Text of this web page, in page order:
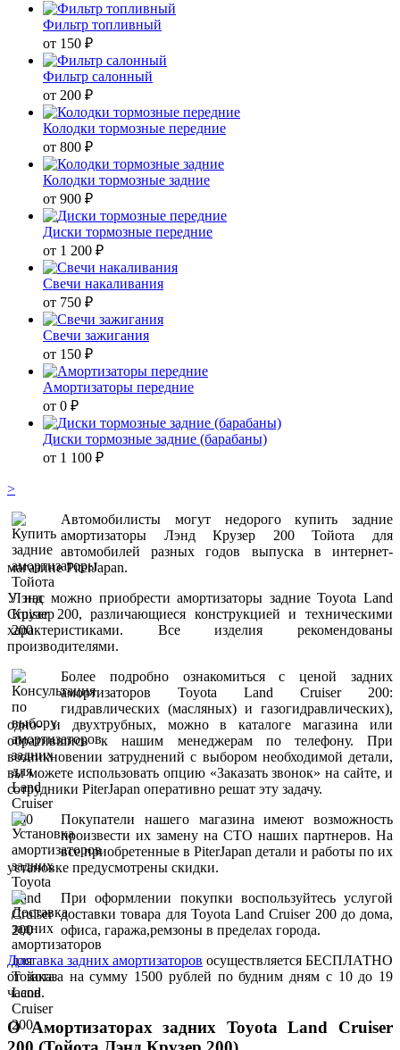
Фильтр топливный
от 150 ₽
Фильтр салонный
от 200 ₽
Колодки тормозные передние
от 800 ₽
Колодки тормозные задние
от 900 ₽
Диски тормозные передние
от 1 200 ₽
Свечи накаливания
от 750 ₽
Свечи зажигания
от 150 ₽
Амортизаторы передние
от 0 ₽
Диски тормозные задние (барабаны)
от 1 100 ₽
>
Автомобилисты могут недорого купить задние
амортизаторы Лэнд Крузер 200 Тойота для
автомобилей разных годов выпуска в интернет-
магазине PiterJapan.
У нас можно приобрести амортизаторы задние Toyota Land
Cruiser 200, различающиеся конструкцией и техническими
характеристиками. Все изделия рекомендованы
производителями.
Более подробно ознакомиться с ценой задних
амортизаторов Toyota Land Сruiser 200:
гидравлических (масляных) и газогидравлических),
одно- и двухтрубных, можно в каталоге магазина или
обратившись к нашим менеджерам по телефону. При
возникновении затруднений с выбором необходимой детали,
вы можете использовать опцию «Заказать звонок» на сайте, и
сотрудники PiterJapan оперативно решат эту задачу.
Покупатели нашего магазина имеют возможность
произвести их замену на СТО наших партнеров. На
все приобретенные в PiterJapan детали и работы по их
установке предусмотрены скидки.
При оформлении покупки воспользуйтесь услугой
доставки товара для Toyota Land Cruiser 200 до дома,
офиса, гаража,ремзоны в пределах города.
Доставка задних амортизаторов осуществляется БЕСПЛАТНО
от заказа на сумму 1500 рублей по будним дням с 10 до 19
часов.
О Амортизаторах задних Toyota Land Cruiser